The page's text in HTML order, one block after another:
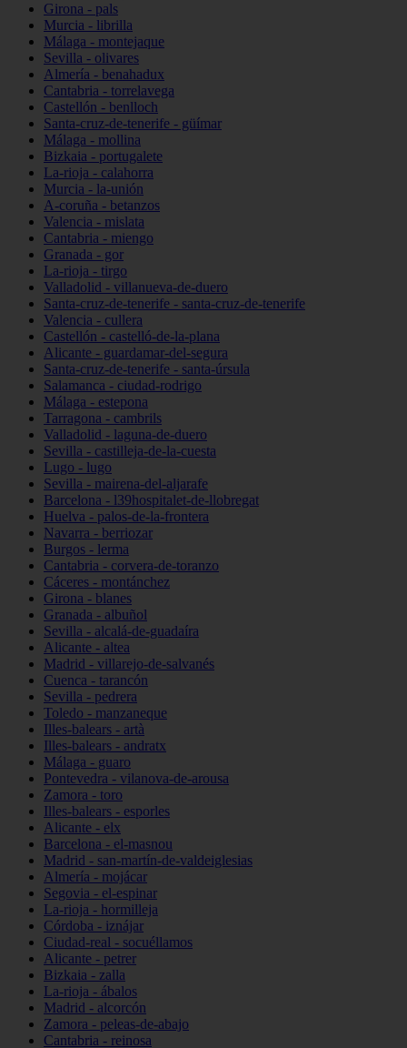
Girona - pals
Murcia - librilla
Málaga - montejaque
Sevilla - olivares
Almería - benahadux
Cantabria - torrelavega
Castellón - benlloch
Santa-cruz-de-tenerife - güímar
Málaga - mollina
Bizkaia - portugalete
La-rioja - calahorra
Murcia - la-unión
A-coruña - betanzos
Valencia - mislata
Cantabria - miengo
Granada - gor
La-rioja - tirgo
Valladolid - villanueva-de-duero
Santa-cruz-de-tenerife - santa-cruz-de-tenerife
Valencia - cullera
Castellón - castelló-de-la-plana
Alicante - guardamar-del-segura
Santa-cruz-de-tenerife - santa-úrsula
Salamanca - ciudad-rodrigo
Málaga - estepona
Tarragona - cambrils
Valladolid - laguna-de-duero
Sevilla - castilleja-de-la-cuesta
Lugo - lugo
Sevilla - mairena-del-aljarafe
Barcelona - l39hospitalet-de-llobregat
Huelva - palos-de-la-frontera
Navarra - berriozar
Burgos - lerma
Cantabria - corvera-de-toranzo
Cáceres - montánchez
Girona - blanes
Granada - albuñol
Sevilla - alcalá-de-guadaíra
Alicante - altea
Madrid - villarejo-de-salvanés
Cuenca - tarancón
Sevilla - pedrera
Toledo - manzaneque
Illes-balears - artà
Illes-balears - andratx
Málaga - guaro
Pontevedra - vilanova-de-arousa
Zamora - toro
Illes-balears - esporles
Alicante - elx
Barcelona - el-masnou
Madrid - san-martín-de-valdeiglesias
Almería - mojácar
Segovia - el-espinar
La-rioja - hormilleja
Córdoba - iznájar
Ciudad-real - socuéllamos
Alicante - petrer
Bizkaia - zalla
La-rioja - ábalos
Madrid - alcorcón
Zamora - peleas-de-abajo
Cantabria - reinosa